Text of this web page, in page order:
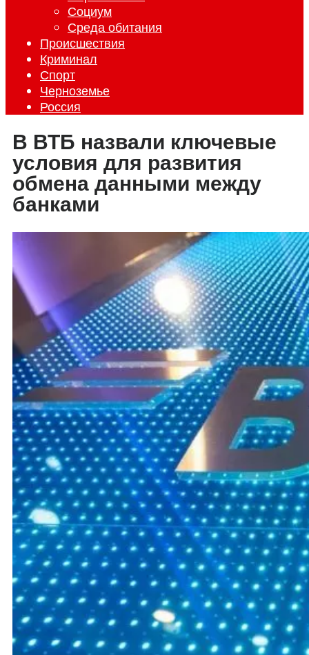
Социум
Среда обитания
Происшествия
Криминал
Спорт
Черноземье
Россия
В ВТБ назвали ключевые
условия для развития
обмена данными между
банками